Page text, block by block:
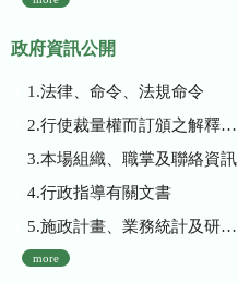
政府資訊公開
1.法律、命令、法規命令
2.行使裁量權而訂頒之解釋性規定及裁量基準
3.本場組織、職掌及聯絡資訊
4.行政指導有關文書
5.施政計畫、業務統計及研究報告
more